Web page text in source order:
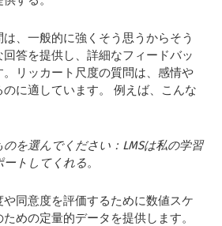
、一般的に強くそう思うからそう
答を提供し、詳細なフィードバッ
リッカート尺度の質問は、感情や
に適しています。 例えば、こんな
を選んでください：LMSは私の学習
トしてくれる。
同意度を評価するために数値スケ
めの定量的データを提供します。